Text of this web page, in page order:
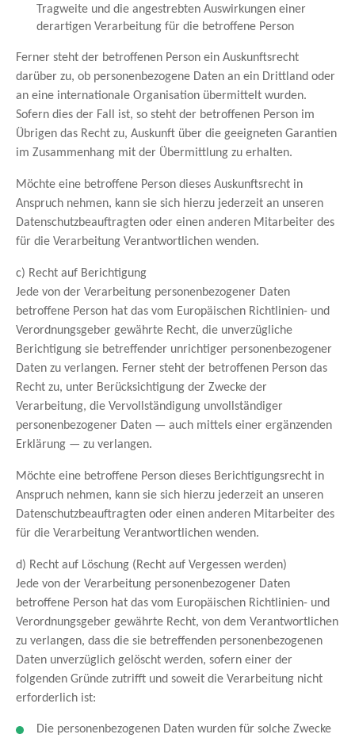
Tragweite und die angestrebten Auswirkungen einer
derartigen Verarbeitung für die betroffene Person
Ferner steht der betroffenen Person ein Auskunftsrecht
darüber zu, ob personenbezogene Daten an ein Drittland oder
an eine internationale Organisation übermittelt wurden.
Sofern dies der Fall ist, so steht der betroffenen Person im
Übrigen das Recht zu, Auskunft über die geeigneten Garantien
im Zusammenhang mit der Übermittlung zu erhalten.
Möchte eine betroffene Person dieses Auskunftsrecht in
Anspruch nehmen, kann sie sich hierzu jederzeit an unseren
Datenschutzbeauftragten oder einen anderen Mitarbeiter des
für die Verarbeitung Verantwortlichen wenden.
c) Recht auf Berichtigung
Jede von der Verarbeitung personenbezogener Daten
betroffene Person hat das vom Europäischen Richtlinien- und
Verordnungsgeber gewährte Recht, die unverzügliche
Berichtigung sie betreffender unrichtiger personenbezogener
Daten zu verlangen. Ferner steht der betroffenen Person das
Recht zu, unter Berücksichtigung der Zwecke der
Verarbeitung, die Vervollständigung unvollständiger
personenbezogener Daten — auch mittels einer ergänzenden
Erklärung — zu verlangen.
Möchte eine betroffene Person dieses Berichtigungsrecht in
Anspruch nehmen, kann sie sich hierzu jederzeit an unseren
Datenschutzbeauftragten oder einen anderen Mitarbeiter des
für die Verarbeitung Verantwortlichen wenden.
d) Recht auf Löschung (Recht auf Vergessen werden)
Jede von der Verarbeitung personenbezogener Daten
betroffene Person hat das vom Europäischen Richtlinien- und
Verordnungsgeber gewährte Recht, von dem Verantwortlichen
zu verlangen, dass die sie betreffenden personenbezogenen
Daten unverzüglich gelöscht werden, sofern einer der
folgenden Gründe zutrifft und soweit die Verarbeitung nicht
erforderlich ist:
Die personenbezogenen Daten wurden für solche Zwecke